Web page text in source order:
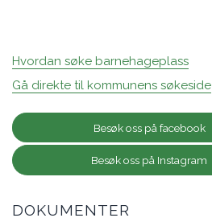
Hvordan søke barnehageplass
Gå direkte til kommunens søkeside
Besøk oss på facebook
Besøk oss på Instagram
DOKUMENTER